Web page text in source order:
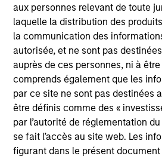
aux personnes relevant de toute
laquelle la distribution des
la communication des
autorisée, et ne sont pas
auprès de ces personnes, ni à
comprends également que les
par ce site ne sont pas destinées
être définis comme des «
par l’autorité de réglementation
se fait l’accès au site web. Les
figurant dans le présent
Differentiators
1